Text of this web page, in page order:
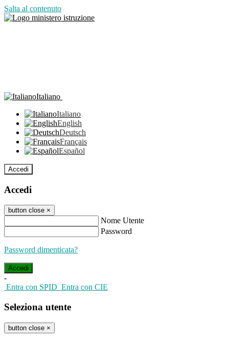
Salta al contenuto
Italiano
Italiano
English
Deutsch
Français
Español
Accedi
Accedi
button close ×
Nome Utente
Password
Password dimenticata?
-
Entra con SPID Entra con CIE
Seleziona utente
button close ×